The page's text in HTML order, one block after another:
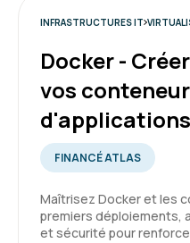
Rayhanatou D.
Trois jours de
un excellent
très à l'écoute.
INFRASTRUCTURES IT
Docker -
vos
d'applications
FINANCÉ ATLAS
Maîtrisez Docker et les
premiers déploiements,
et sécurité pour